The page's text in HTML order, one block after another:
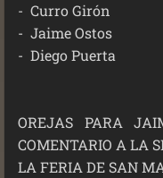
- Curro Girón
- Jaime Ostos
- Diego Puerta
OREJAS PARA
COMENTARIO A LA
LA FERIA DE SAN